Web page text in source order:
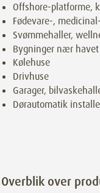
Offshore-platforme,
Fødevare-,
Svømmehaller,
Bygninger nær havet
Kølehuse
Drivhuse
Garager,
Dørautomatik
Overblik over